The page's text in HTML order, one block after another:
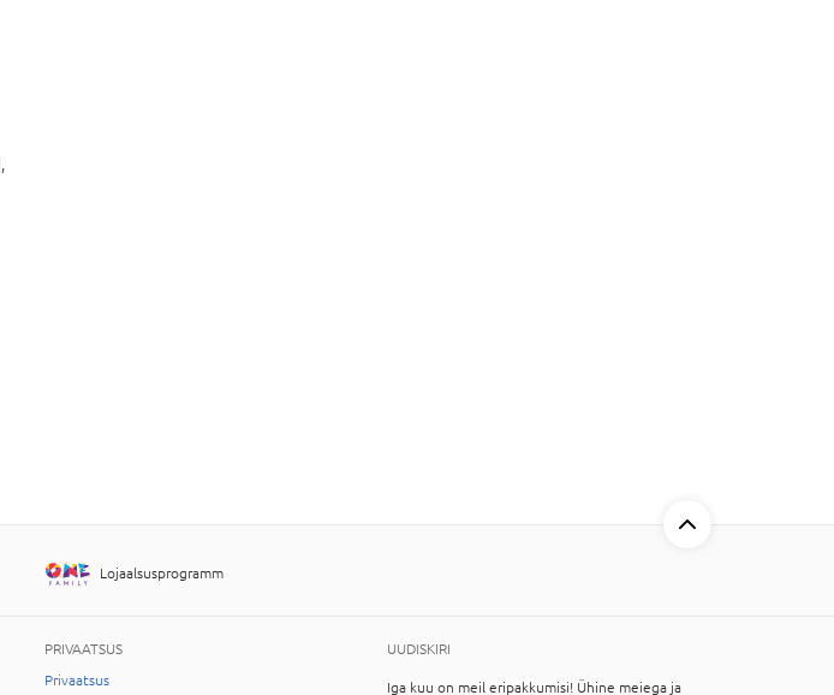
Lojaalsusprogramm
PRIVAATSUS
Privaatsus
UUDISKIRI
Iga kuu on meil eripakkumisi! Ühine meiega ja